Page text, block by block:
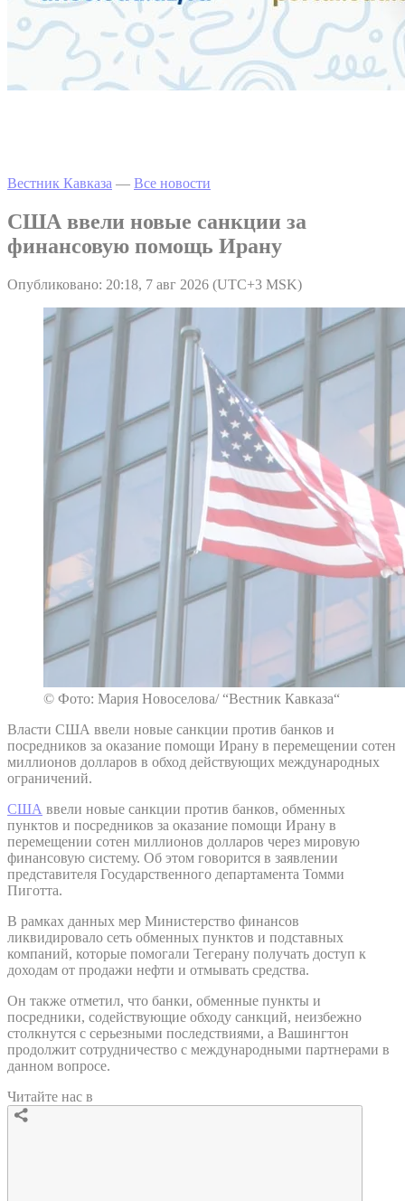
Вестник Кавказа — Все новости
США ввели новые санкции за
финансовую помощь Ирану
Опубликовано: 20:18, 7 авг 2026 (UTC+3 MSK)
© Фото: Мария Новоселова/ “Вестник Кавказа“
Власти США ввели новые санкции против банков и
посредников за оказание помощи Ирану в перемещении сотен
миллионов долларов в обход действующих международных
ограничений.
США ввели новые санкции против банков, обменных
пунктов и посредников за оказание помощи Ирану в
перемещении сотен миллионов долларов через мировую
финансовую систему. Об этом говорится в заявлении
представителя Государственного департамента Томми
Пиготта.
В рамках данных мер Министерство финансов
ликвидировало сеть обменных пунктов и подставных
компаний, которые помогали Тегерану получать доступ к
доходам от продажи нефти и отмывать средства.
Он также отметил, что банки, обменные пункты и
посредники, содействующие обходу санкций, неизбежно
столкнутся с серьезными последствиями, а Вашингтон
продолжит сотрудничество с международными партнерами в
данном вопросе.
Читайте нас в